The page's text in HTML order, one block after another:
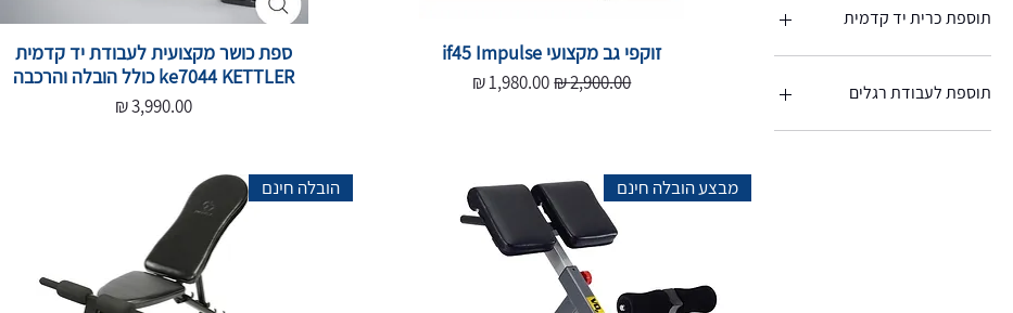
ללא סט משקולות
תוספת כרית יד קדמית
כולל כרית
ללא כרית
תוספת לעבודת רגלים
כולל עבודת רגלים
זוקפי גב מקצועי if45 Impulse
מחיר רגיל‏2,900.00 ‏₪ מחיר מבצע
ספת כושר מקצועית לעבודת יד קדמית
ke7044 KETTLER כולל הובלה והרכבה
מחיר‏3,990.00 ‏₪
מבצע הובלה חינם הובלה חינם